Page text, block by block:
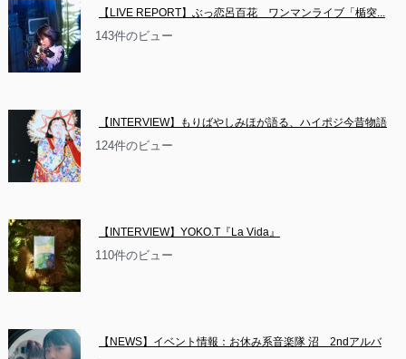
【LIVE REPORT】ぶっ恋呂百花　ワンマンライブ「楯突...
143件のビュー
【INTERVIEW】もりばやしみほが語る、ハイポジ今昔物語
124件のビュー
【INTERVIEW】YOKO.T『La Vida』
110件のビュー
【NEWS】イベント情報：お休み系音楽隊 沼　2ndアルバ